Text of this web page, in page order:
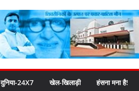
दुनिया-24X7 खेल-खिलाड़ी हंसना मना है!